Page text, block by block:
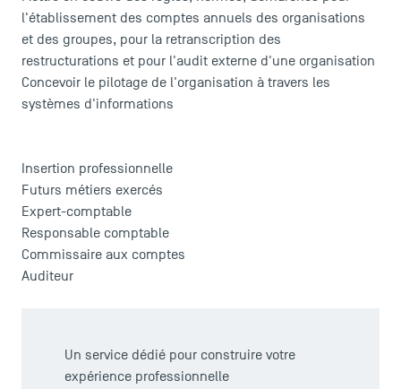
l'établissement des comptes annuels des organisations
et des groupes, pour la retranscription des
restructurations et pour l'audit externe d'une organisation
Concevoir le pilotage de l'organisation à travers les
systèmes d'informations
Un service dédié pour construire votre
expérience professionnelle
Insertion professionnelle
Futurs métiers exercés
Expert-comptable
Responsable comptable
Commissaire aux comptes
Auditeur